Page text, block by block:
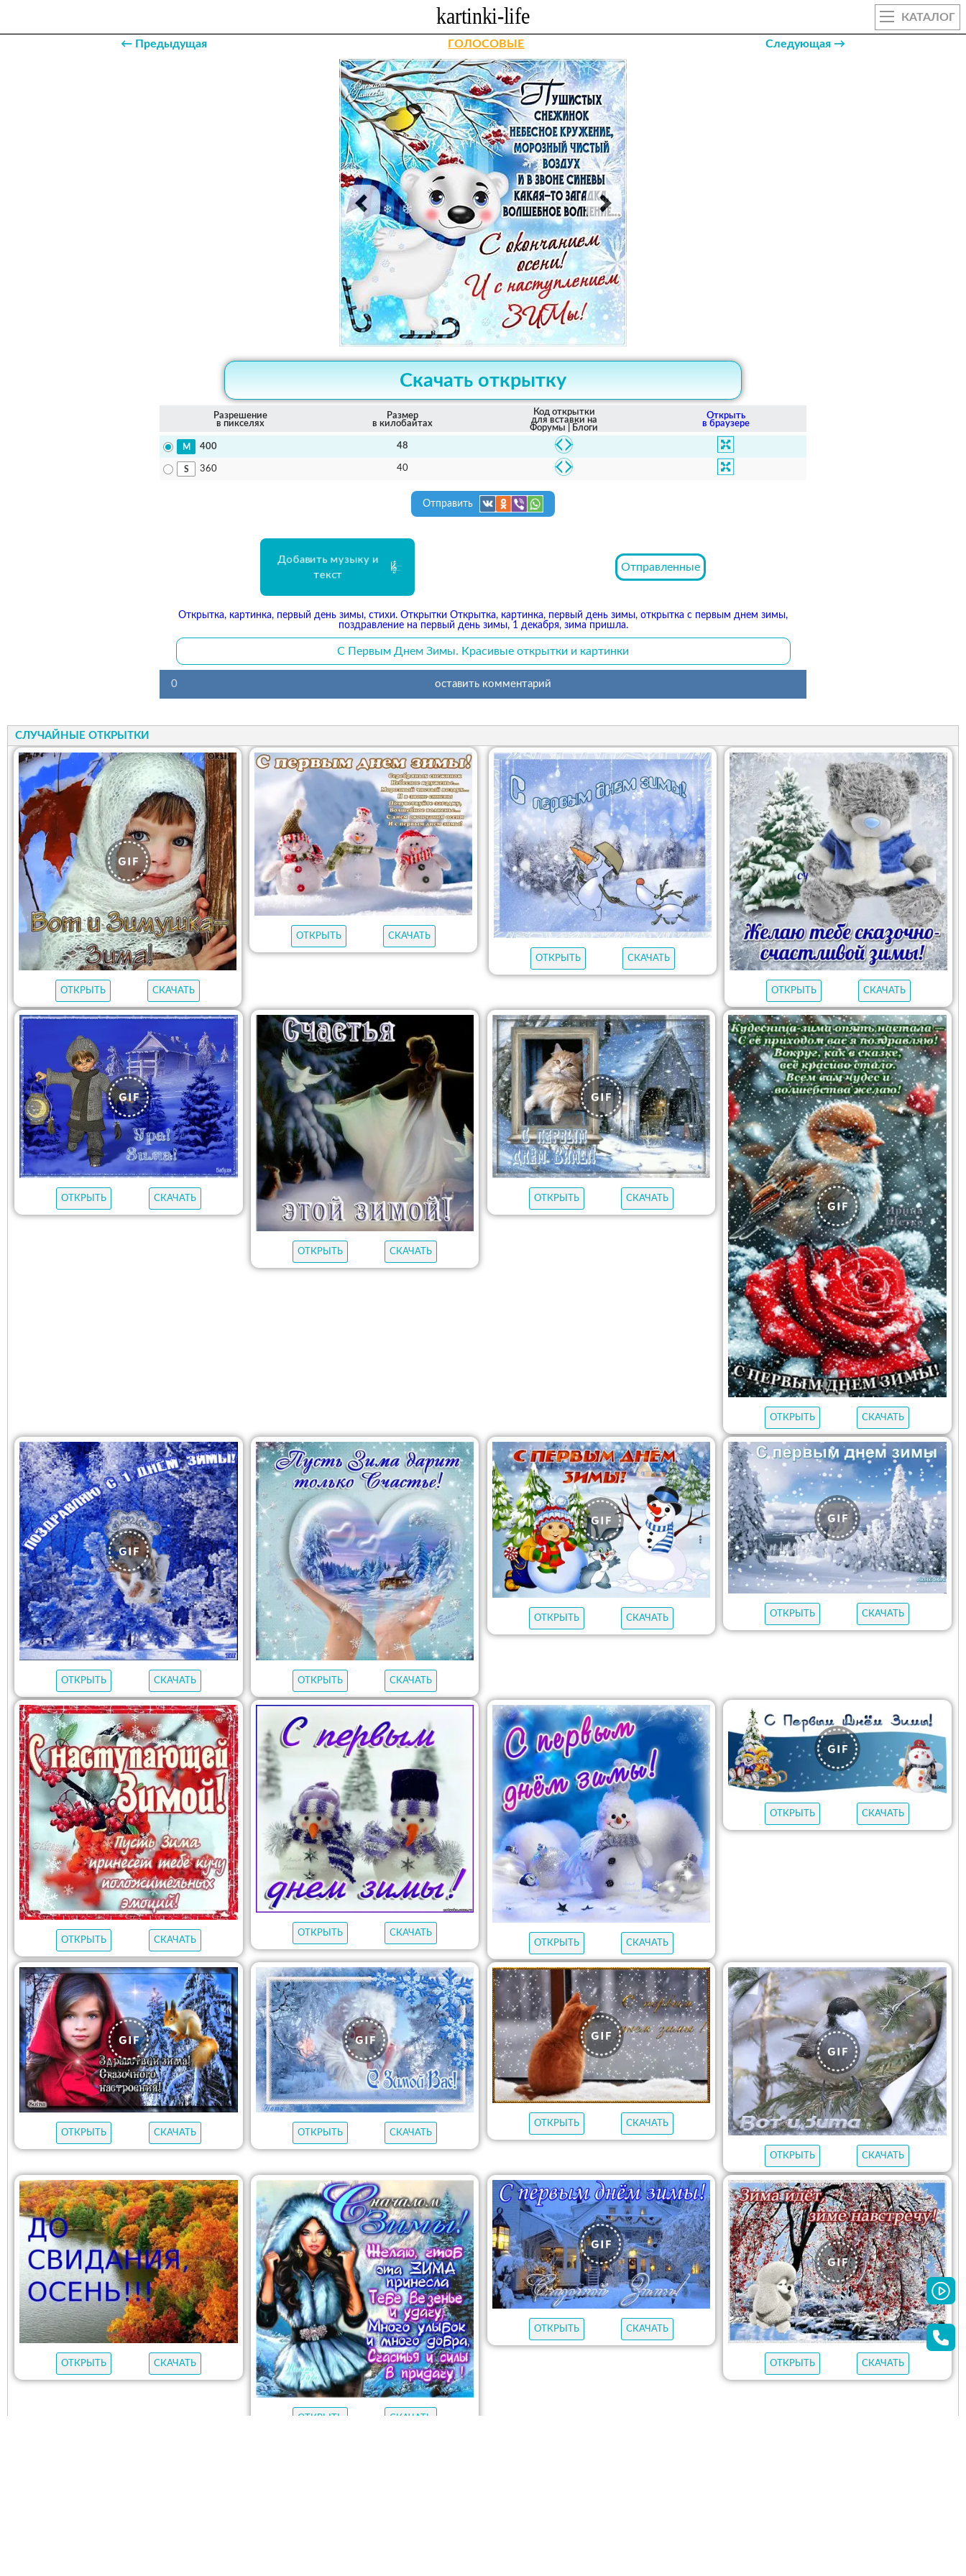
КАТАЛОГ
← Предыдущая ГОЛОСОВЫЕ Следующая →
Скачать открытку
Разрешение
в пикселях
Размер
в килобайтах
Код открытки
для вставки на
Форумы | Блоги
Открыть
в браузере
400 48
360 40
Отправить
Добавить музыку и
текст
Отправленные
Открытка, картинка, первый день зимы, стихи. Открытки Открытка, картинка, первый день зимы, открытка с первым днем зимы,
поздравление на первый день зимы, 1 декабря, зима пришла.
С Первым Днем Зимы. Красивые открытки и картинки
0 оставить комментарий
СЛУЧАЙНЫЕ ОТКРЫТКИ
ОТКРЫТЬ СКАЧАТЬ
ОТКРЫТЬ СКАЧАТЬ
ОТКРЫТЬ СКАЧАТЬ
ОТКРЫТЬ СКАЧАТЬ
ОТКРЫТЬ СКАЧАТЬ
ОТКРЫТЬ СКАЧАТЬ
ОТКРЫТЬ СКАЧАТЬ
ОТКРЫТЬ СКАЧАТЬ
ОТКРЫТЬ СКАЧАТЬ ОТКРЫТЬ СКАЧАТЬ
ОТКРЫТЬ СКАЧАТЬ ОТКРЫТЬ СКАЧАТЬ
ОТКРЫТЬ СКАЧАТЬ
ОТКРЫТЬ
СКАЧАТЬ
ОТКРЫТЬ
СКАЧАТЬ
ОТКРЫТЬ СКАЧАТЬ
ОТКРЫТЬ СКАЧАТЬ ОТКРЫТЬ СКАЧАТЬ
ОТКРЫТЬ СКАЧАТЬ
ОТКРЫТЬ СКАЧАТЬ
ОТКРЫТЬ СКАЧАТЬ
ОТКРЫТЬ СКАЧАТЬ
ОТКРЫТЬ СКАЧАТЬ
ОТКРЫТЬ СКАЧАТЬ